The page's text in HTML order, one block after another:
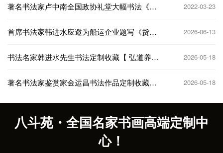
著名书法家卢中南全国政协礼堂大幅书法《兰
2022-03-23
首席书法家韩进水应邀为船运企业题写《货如
2026-06-13
书法名家韩进水先生书法定制收藏【 弘道养
2026-05-18
著名书法家鉴赏家金运昌书法作品定制收藏
2026-05-18
八斗苑・全国名家书画高端定制中
心！